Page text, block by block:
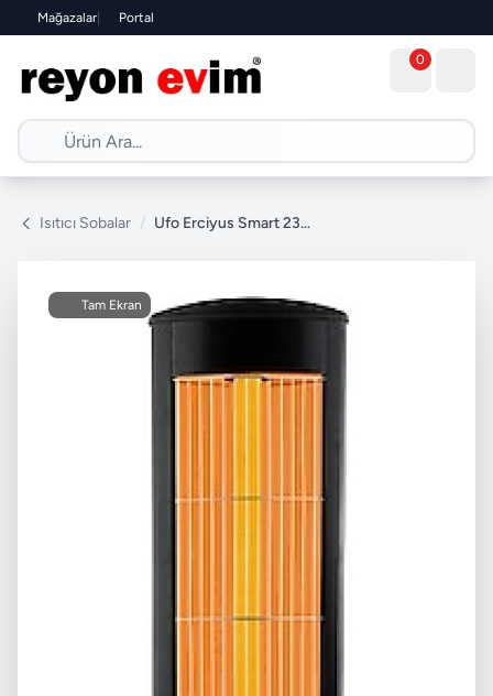
Mağazalar| Portal
0
Isıtıcı Sobalar / Ufo Erciyus Smart 2300 W Kule Tipi Isıtıcı
Tam Ekran